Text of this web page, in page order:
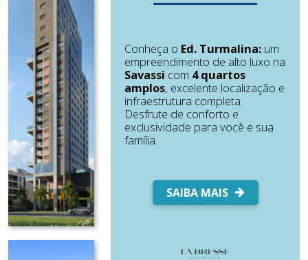
Conheça o Ed. Turmalina: um
empreendimento de alto luxo na
Savassi com 4 quartos
amplos, excelente localização e
infraestrutura completa.
Desfrute de conforto e
exclusividade para você e sua
família.
SAIBA MAIS